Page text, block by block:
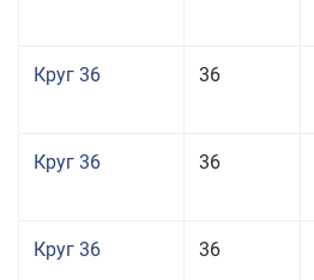
Круг 36 36
Круг 36 36
Круг 36 36